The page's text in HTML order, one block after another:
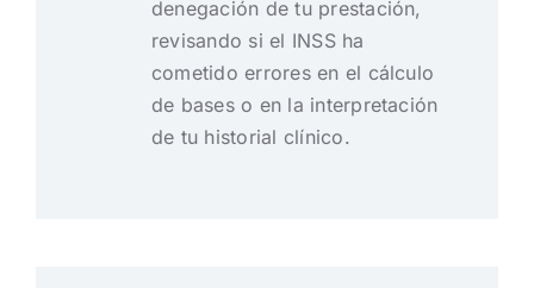
denegación de tu prestación,
revisando si el INSS ha
cometido errores en el cálculo
de bases o en la interpretación
de tu historial clínico.